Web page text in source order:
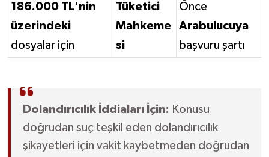
186.000 TL'nin
üzerindeki
dosyalar için
Tüketici
Mahkeme
si
Önce
Arabulucuya
başvuru şartı
Dolandırıcılık İddiaları İçin: Konusu
doğrudan suç teşkil eden dolandırıcılık
şikayetleri için vakit kaybetmeden doğrudan